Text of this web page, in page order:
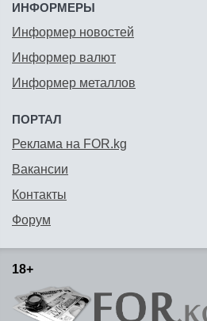
ИНФОРМЕРЫ
Информер новостей
Информер валют
Информер металлов
ПОРТАЛ
Реклама на FOR.kg
Вакансии
Контакты
Форум
18+